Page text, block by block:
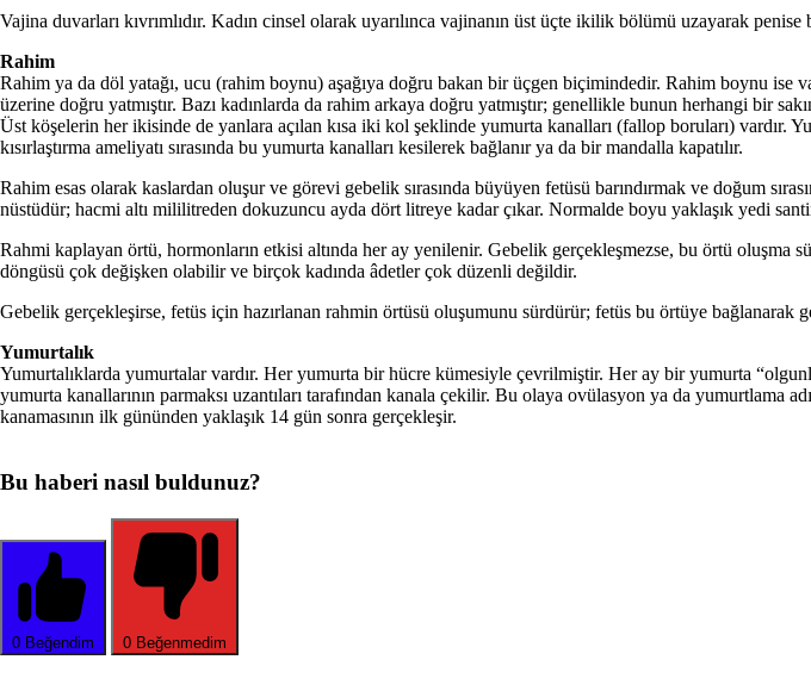
Vajina duvarları kıvrımlıdır. Kadın cinsel olarak uyarılınca vajinanın üst üçte ikilik bölümü uzayarak
Rahim
Rahim ya da döl yatağı, ucu (rahim boynu) aşağıya doğru bakan bir üç­gen biçimindedir. Rahim boynu ise
üzerine doğru yatmıştır. Bazı kadın­larda da rahim arkaya doğru yatmıştır; genellikle bunun herhangi bir
Üst köşelerin her ikisinde de yanlara açılan kısa iki kol şeklinde yumurta kanalları (fallop boruları) vardır.
kısır­laştırma ameliyatı sırasında bu yu­murta kanalları kesilerek bağlanır ya da bir mandalla kapatılır.
Rahim esas olarak kaslardan olu­şur ve görevi gebelik sırasında bü­yüyen fetüsü barındırmak ve doğum
nüstüdür; hacmi altı mililitreden do­kuzuncu ayda dört litreye kadar çı­kar. Normalde boyu yaklaşık yedi
Rahmi kaplayan örtü, hormonların etkisi altında her ay yenilenir. Gebelik gerçekleşmezse, bu örtü oluşma
döngüsü çok değişken olabilir ve birçok kadında âdetler çok dü­zenli değildir.
Gebelik gerçekleşirse, fetüs için hazırlanan rahmin örtüsü oluşumu­nu sürdürür; fetüs bu örtüye
Yumurtalık
Yumurtalıklarda yumurtalar vardır. Her yumurta bir hücre kümesiyle çevrilmiştir. Her ay bir yumurta
yumurta kanallarının parmaksı uzan­tıları tarafından kanala çekilir. Bu olaya ovülasyon ya da
kanamasının ilk gününden yak­laşık 14 gün sonra gerçekleşir.
Bu haberi nasıl buldunuz?
0 Beğendim 0 Beğenmedim